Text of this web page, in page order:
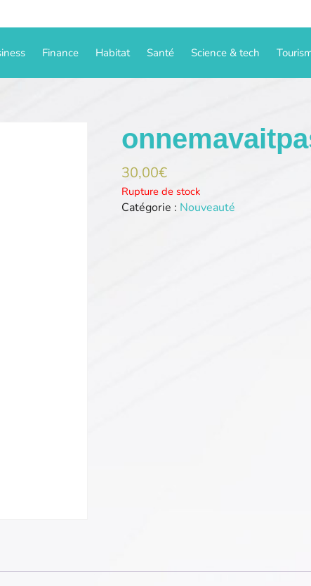
Finance Habitat Santé Science & tech
30,00€
Rupture de stock
Catégorie : Nouveauté